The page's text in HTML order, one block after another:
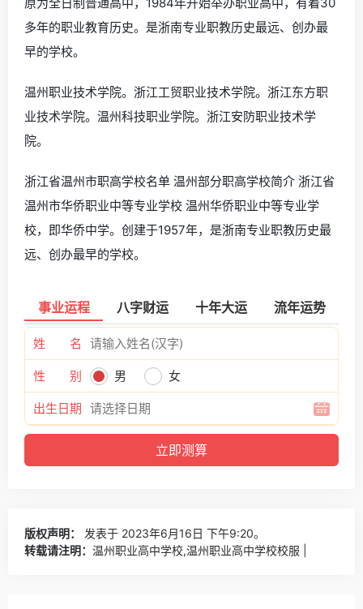
原为全日制普通高中，1984年开始举办职业高中，有着30
多年的职业教育历史。是浙南专业职教历史最远、创办最
早的学校。
温州职业技术学院。浙江工贸职业技术学院。浙江东方职
业技术学院。温州科技职业学院。浙江安防职业技术学
院。
浙江省温州市职高学校名单 温州部分职高学校简介 浙江省
温州市华侨职业中等专业学校 温州华侨职业中等专业学
校，即华侨中学。创建于1957年，是浙南专业职教历史最
远、创办最早的学校。
事业运程 八字财运 十年大运 流年运势
姓 名
性 别 男 女
出生日期
版权声明：
发表于 2023年6月16日 下午9:20。
转载请注明： 温州职业高中学校,温州职业高中学校校服 |